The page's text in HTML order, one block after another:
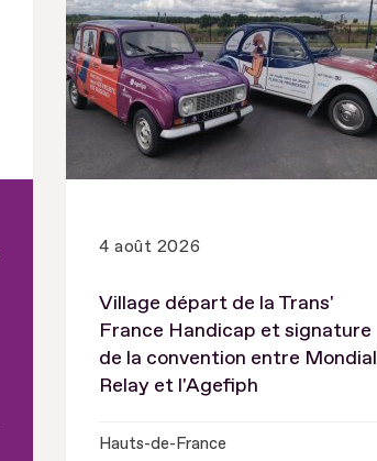
4 août 2026
Village départ de la Trans'
France Handicap et signature
de la convention entre Mondial
Relay et l'Agefiph
Hauts-de-France